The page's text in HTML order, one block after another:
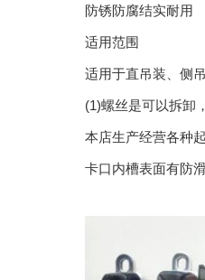
防锈防腐结实耐用
适用范围
适用于直吊装、侧
(1)螺丝是可以拆卸
本店生产经营各种
卡口内槽表面有防